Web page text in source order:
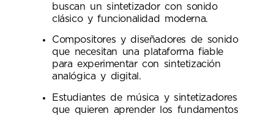
buscan un sintetizador con sonido
clásico y funcionalidad moderna.
Compositores y diseñadores de sonido
que necesitan una plataforma fiable
para experimentar con sintetización
analógica y digital.
Estudiantes de música y sintetizadores
que quieren aprender los fundamentos